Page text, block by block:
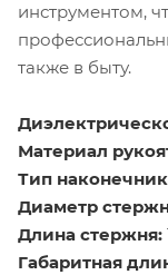
инструментом,
также в быту.
Материал
Тип
Диаметр
Длина стержня:
Габаритная